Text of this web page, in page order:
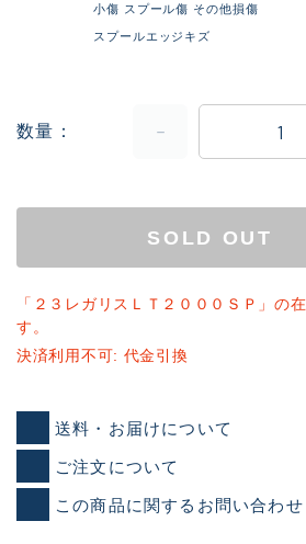
小傷 スプール傷 その他損傷
スプールエッジキズ
数量
SOLD OUT
「２３レガリスＬＴ２０００ＳＰ」の
す。
決済利用不可: 代金引換
送料・お届けについて
ご注文について
この商品に関するお問い合わせ